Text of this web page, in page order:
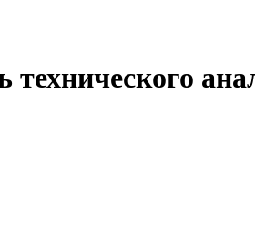
технического